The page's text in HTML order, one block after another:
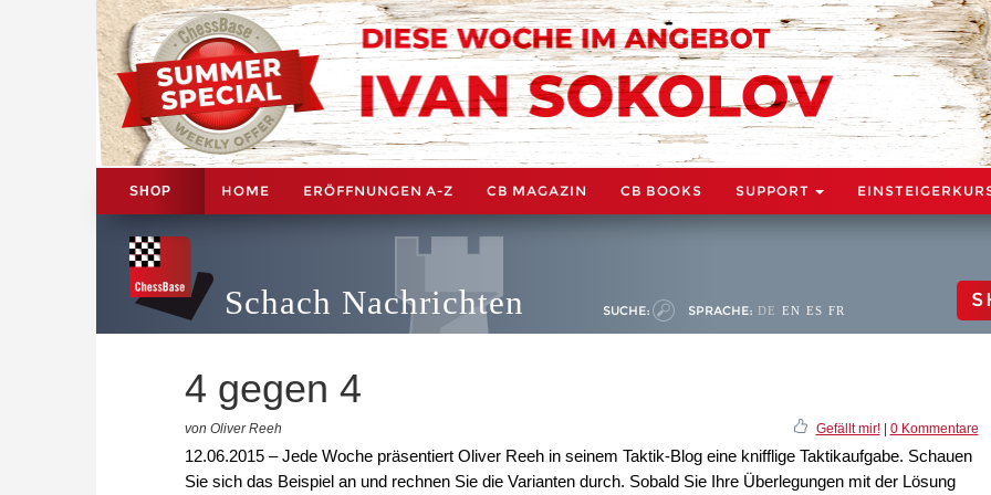
SHOP HOME ERÖFFNUNGEN A-Z CB MAGAZIN CB BOOKS SUPPORT
Schach Nachrichten SUCHE: SPRACHE: DE EN ES FR
4 gegen 4
von Oliver Reeh Gefällt mir!| 0 Kommentare
12.06.2015 – Jede Woche präsentiert Oliver Reeh in seinem Taktik-Blog eine knifflige Taktikaufgabe. Schauen
Sie sich das Beispiel an und rechnen Sie die Varianten durch. Sobald Sie Ihre Überlegungen mit der Lösung